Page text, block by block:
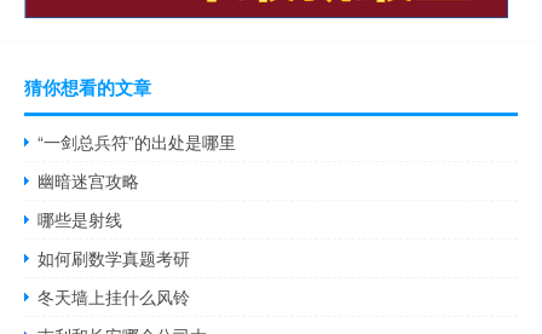
猜你想看的文章
“一剑总兵符”的出处是哪里
幽暗迷宫攻略
哪些是射线
如何刷数学真题考研
冬天墙上挂什么风铃